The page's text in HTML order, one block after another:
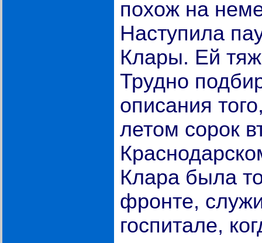
похож на
Наступила
Клары. Ей
Трудно
описания
летом сорок
Клара была
фронте,
госпитале,